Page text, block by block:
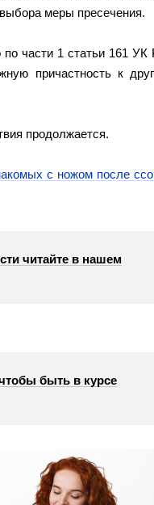
меры пресечения.
по части 1 статьи 161
причастность к
продолжается.
с ножом после
читайте в нашем
быть в курсе